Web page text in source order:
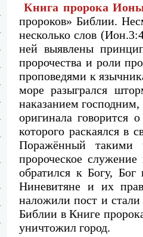
Книга пророка
пророков» Библии.
несколько слов
ней выявлены
пророчества и роли
проповедями к
море разыгрался
наказанием
оригинала говорится
которого раскаялся в
Поражённый такими
пророческое
обратился к Богу, Бог
Ниневитяне и их
наложили пост и стали
Библии в Книге
уничтожил город.